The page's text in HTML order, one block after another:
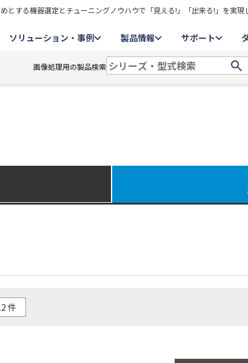
する機器選定とチューニングノウハウで「見える!」「出来る!」を実現
ソリューション・事例 製品情報 サポート
画像処理用の製品検索